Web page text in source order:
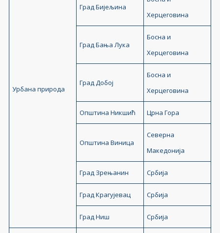
Урбана природа
Град Бијељина
Херцеговина
Град Бања Лука
Босна и
Херцеговина
Град Добој
Босна и
Херцеговина
Општина Никшић Црна Гора
Општина Виница
Северна
Македонија
Град Зрењанин Србија
Град Крагујевац Србија
Град Ниш Србија